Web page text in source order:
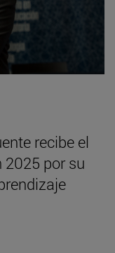
recibe el
por su